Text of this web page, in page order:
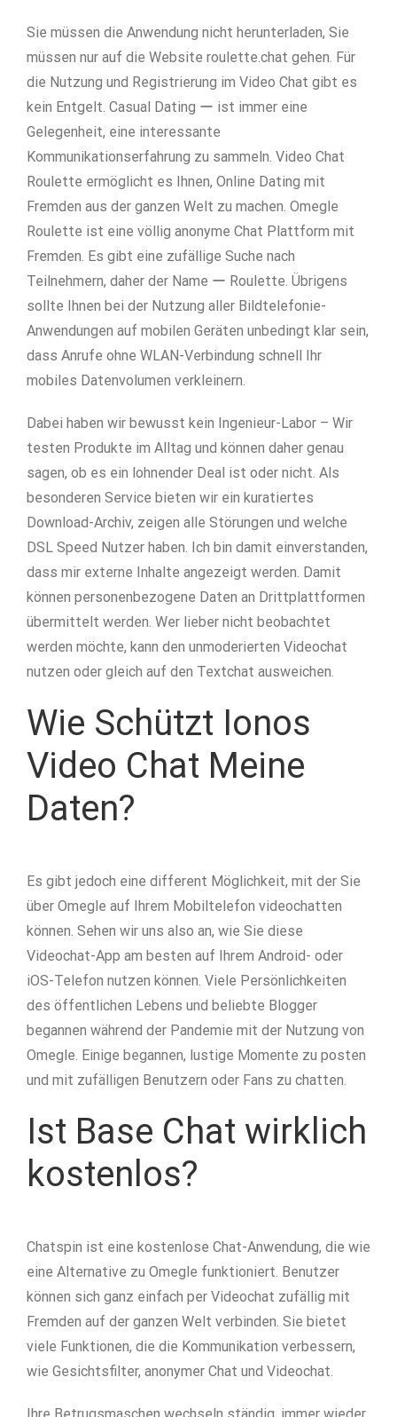
Sie müssen die Anwendung nicht herunterladen, Sie
müssen nur auf die Website roulette.chat gehen. Für
die Nutzung und Registrierung im Video Chat gibt es
kein Entgelt. Casual Dating ー ist immer eine
Gelegenheit, eine interessante
Kommunikationserfahrung zu sammeln. Video Chat
Roulette ermöglicht es Ihnen, Online Dating mit
Fremden aus der ganzen Welt zu machen. Omegle
Roulette ist eine völlig anonyme Chat Plattform mit
Fremden. Es gibt eine zufällige Suche nach
Teilnehmern, daher der Name ー Roulette. Übrigens
sollte Ihnen bei der Nutzung aller Bildtelefonie-
Anwendungen auf mobilen Geräten unbedingt klar sein,
dass Anrufe ohne WLAN-Verbindung schnell Ihr
mobiles Datenvolumen verkleinern.
Dabei haben wir bewusst kein Ingenieur-Labor – Wir
testen Produkte im Alltag und können daher genau
sagen, ob es ein lohnender Deal ist oder nicht. Als
besonderen Service bieten wir ein kuratiertes
Download-Archiv, zeigen alle Störungen und welche
DSL Speed Nutzer haben. Ich bin damit einverstanden,
dass mir externe Inhalte angezeigt werden. Damit
können personenbezogene Daten an Drittplattformen
übermittelt werden. Wer lieber nicht beobachtet
werden möchte, kann den unmoderierten Videochat
nutzen oder gleich auf den Textchat ausweichen.
Wie Schützt Ionos
Video Chat Meine
Daten?
Es gibt jedoch eine different Möglichkeit, mit der Sie
über Omegle auf Ihrem Mobiltelefon videochatten
können. Sehen wir uns also an, wie Sie diese
Videochat-App am besten auf Ihrem Android- oder
iOS-Telefon nutzen können. Viele Persönlichkeiten
des öffentlichen Lebens und beliebte Blogger
begannen während der Pandemie mit der Nutzung von
Omegle. Einige begannen, lustige Momente zu posten
und mit zufälligen Benutzern oder Fans zu chatten.
Ist Base Chat wirklich
kostenlos?
Chatspin ist eine kostenlose Chat-Anwendung, die wie
eine Alternative zu Omegle funktioniert. Benutzer
können sich ganz einfach per Videochat zufällig mit
Fremden auf der ganzen Welt verbinden. Sie bietet
viele Funktionen, die die Kommunikation verbessern,
wie Gesichtsfilter, anonymer Chat und Videochat.